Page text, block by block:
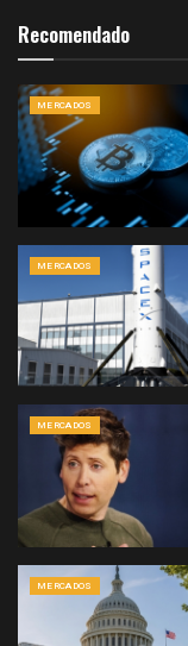
Recomendado
MERCADOS
MERCADOS
MERCADOS
MERCADOS